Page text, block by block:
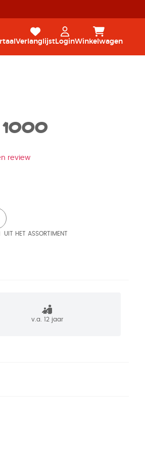
Verlanglijst LoginWinkelwagen
review
UIT HET ASSORTIMENT
v.a. 12 jaar